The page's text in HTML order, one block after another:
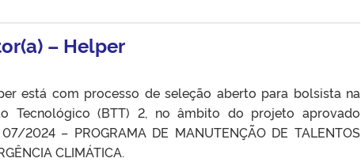
– Helper
está com processo de seleção aberto para bolsista na
Tecnológico (BTT) 2, no âmbito do projeto aprovado
2024 – PROGRAMA DE MANUTENÇÃO DE TALENTOS
CLIMÁTICA.